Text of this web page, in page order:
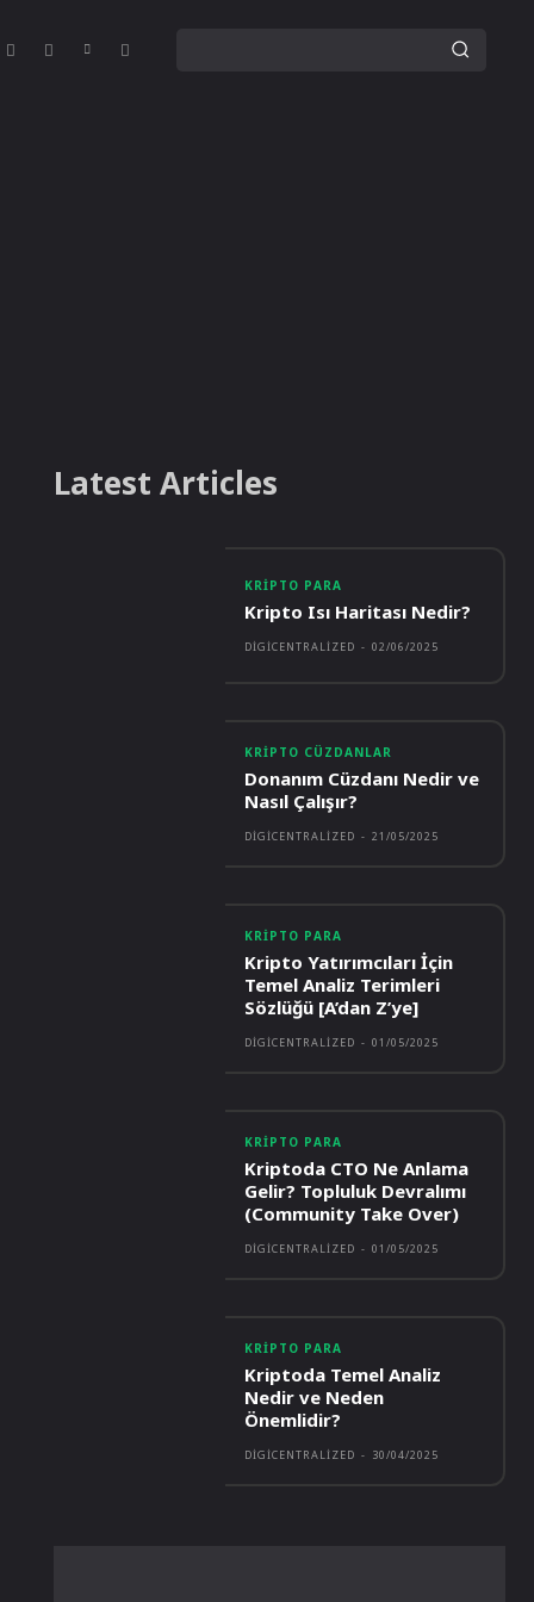
Latest Articles
KRIPTO PARA
Kripto Isı Haritası Nedir?
DIGICENTRALIZED - 02/06/2025
KRIPTO CÜZDANLAR
Donanım Cüzdanı Nedir ve
Nasıl Çalışır?
DIGICENTRALIZED - 21/05/2025
KRIPTO PARA
Kripto Yatırımcıları İçin
Temel Analiz Terimleri
Sözlüğü [A’dan Z’ye]
DIGICENTRALIZED - 01/05/2025
KRIPTO PARA
Kriptoda CTO Ne Anlama
Gelir? Topluluk Devralımı
(Community Take Over)
DIGICENTRALIZED - 01/05/2025
KRIPTO PARA
Kriptoda Temel Analiz
Nedir ve Neden
Önemlidir?
DIGICENTRALIZED - 30/04/2025